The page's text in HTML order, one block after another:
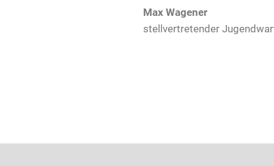
Max Wagener
stellvertretender